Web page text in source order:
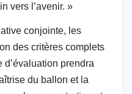
vers l’avenir. »
conjointe, les
des critères complets
prendra
du ballon et la